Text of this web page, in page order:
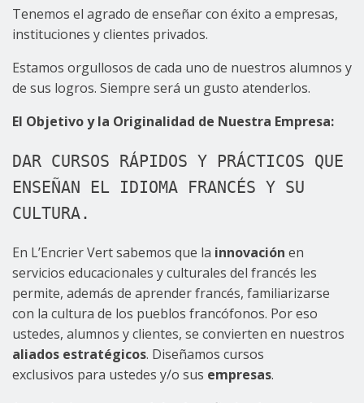
Tenemos el agrado de enseñar con éxito a empresas,
instituciones y clientes privados.
Estamos orgullosos de cada uno de nuestros alumnos y
de sus logros. Siempre será un gusto atenderlos.
El Objetivo y la Originalidad de Nuestra Empresa:
DAR CURSOS RÁPIDOS Y PRÁCTICOS QUE
ENSEÑAN EL IDIOMA FRANCÉS Y SU
CULTURA.
En L’Encrier Vert sabemos que la innovación en
servicios educacionales y culturales del francés les
permite, además de aprender francés, familiarizarse
con la cultura de los pueblos francófonos. Por eso
ustedes, alumnos y clientes, se convierten en nuestros
aliados estratégicos. Diseñamos cursos
exclusivos para ustedes y/o sus empresas.